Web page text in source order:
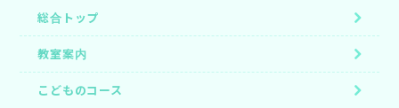
総合トップ
教室案内
こどものコース